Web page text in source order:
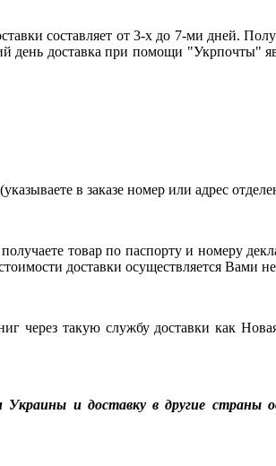
составляет от 3-х до 7-ми дней.
доставка при помощи "Укрпочты"
в заказе номер или адрес
товар по паспорту и номеру
доставки осуществляется Вами
через такую службу доставки как
и доставку в другие страны